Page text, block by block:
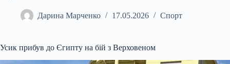
Дарина Марченко 17.05.2026 Спорт
Усик прибув до Єгипту на бій з Верховеном